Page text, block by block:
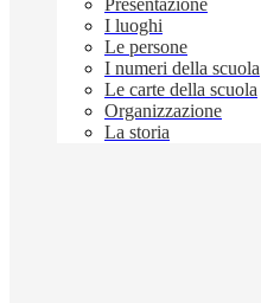
Presentazione
I luoghi
Le persone
I numeri della scuola
Le carte della scuola
Organizzazione
La storia